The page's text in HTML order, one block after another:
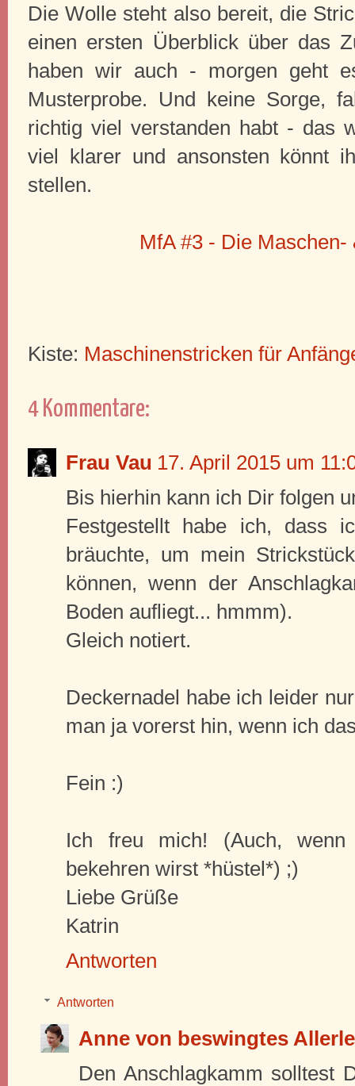
Die Wolle steht also bereit, die
einen ersten Überblick über das
haben wir auch - morgen geht
Musterprobe. Und keine Sorge,
richtig viel verstanden habt - das
viel klarer und ansonsten könnt
stellen.
MfA #3 - Die
Kiste: Maschinenstricken für
4 Kommentare:
Frau Vau 17. April 2015 um
Bis hierhin kann ich Dir folgen
Festgestellt habe ich, dass
bräuchte, um mein
können, wenn der
Boden aufliegt... hmmm).
Gleich notiert.
Deckernadel habe ich leider
man ja vorerst hin, wenn ich
Fein :)
Ich freu mich! (Auch,
bekehren wirst *hüstel*) ;)
Liebe Grüße
Katrin
Antworten
Antworten
Anne von beswingtes
Den Anschlagkamm solltest